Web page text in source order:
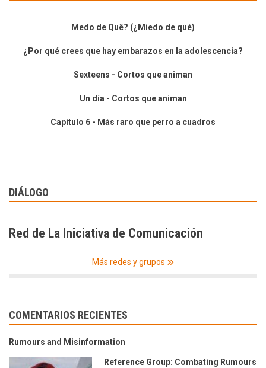
Medo de Quê? (¿Miedo de qué)
¿Por qué crees que hay embarazos en la adolescencia?
Sexteens - Cortos que animan
Un día - Cortos que animan
Capítulo 6 - Más raro que perro a cuadros
DIÁLOGO
Red de La Iniciativa de Comunicación
Más redes y grupos
COMENTARIOS RECIENTES
Rumours and Misinformation
Reference Group: Combating Rumours